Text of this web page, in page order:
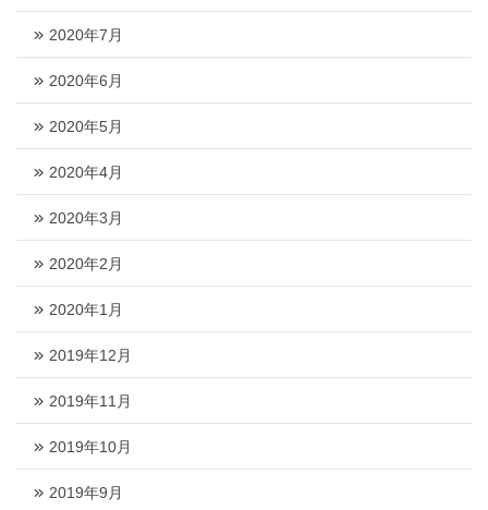
2020年7月
2020年6月
2020年5月
2020年4月
2020年3月
2020年2月
2020年1月
2019年12月
2019年11月
2019年10月
2019年9月